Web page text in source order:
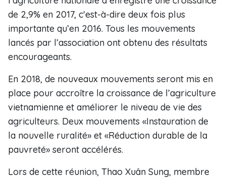
de 2,9% en 2017, c'est-à-dire deux fois plus
importante qu’en 2016. Tous les mouvements
lancés par l’association ont obtenu des résultats
encourageants.
En 2018, de nouveaux mouvements seront mis en
place pour accroître la croissance de l’agriculture
vietnamienne et améliorer le niveau de vie des
agriculteurs. Deux mouvements «Instauration de
la nouvelle ruralité» et «Réduction durable de la
pauvreté» seront accélérés.
Lors de cette réunion, Thao Xuân Sung, membre